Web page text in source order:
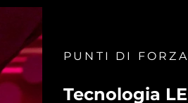
PUNTI DI FORZA
Tecnologia